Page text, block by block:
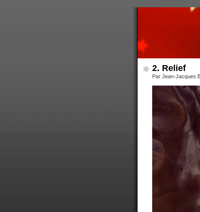
2. Relief
Par Jean-Jacques